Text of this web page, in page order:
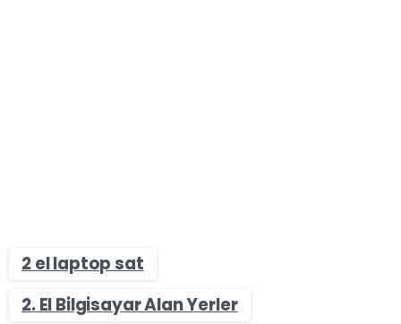
2 el laptop sat
2. El Bilgisayar Alan Yerler